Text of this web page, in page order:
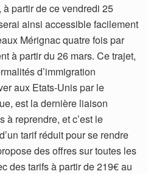
partir de ce vendredi 25
ainsi accessible facilement
Mérignac quatre fois par
à partir du 26 mars. Ce trajet,
d’immigration
aux Etats-Unis par le
est la dernière liaison
à reprendre, et c’est le
tarif réduit pour se rendre
des offres sur toutes les
des tarifs à partir de 219€ au